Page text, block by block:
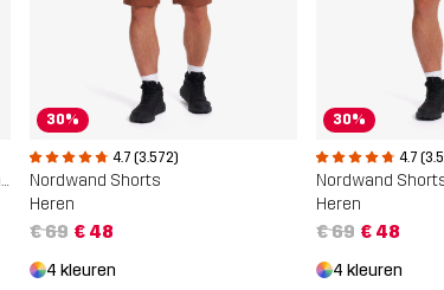
Phantom Trail Mid Waterproof Hiking Boots
30%
4.7 (3.572)
Nordwand Shorts
Heren
€ 69 € 48
4 kleuren
30%
4.7
Nordwand
Heren
€ 69 € 48
4 kleuren